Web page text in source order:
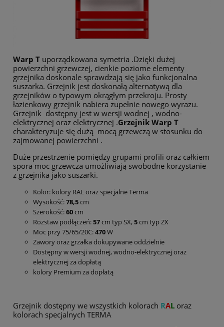
Warp T uporządkowana symetria .Dzięki dużej
powierzchni grzewczej, cienkie poziome elementy
grzejnika doskonale sprawdzają się jako funkcjonalna
suszarka. Grzejnik jest doskonałą alternatywą dla
grzejników o typowym okrągłym przekroju. Prosty
łazienkowy grzejnik nabiera zupełnie nowego wyrazu.
Grzejnik dostępny jest w wersji wodnej , wodno-
elektrycznej oraz elektrycznej .Grzejnik Warp T
charakteryzuje się dużą mocą grzewczą w stosunku do
zajmowanej powierzchni .
Duże przestrzenie pomiędzy grupami profili oraz całkiem
spora moc grzewcza umożliwiają swobodne korzystanie
z grzejnika jako suszarki.
Kolor: kolory RAL oraz specjalne Terma
Wysokość:78,5cm
Szerokość:60cm
Rozstaw podłączeń:57cm typ SX, 5cm typ ZX
Moc przy 75/65/20C:470W
Zawory oraz grzałka dokupywane oddzielnie
Dostępny w wersji wodnej, wodno-elektrycznej oraz
elektrycznej za dopłatą
kolory Premium za dopłatą
Grzejnik dostępny we wszystkich kolorach RAL oraz
kolorach specjalnych TERMA